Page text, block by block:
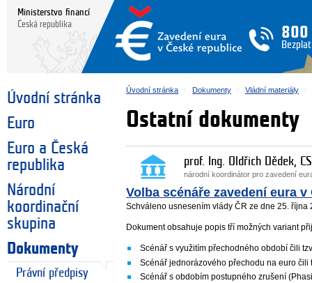
Ministerstvo financí
Česká republika
800
Úvodní stránka
Euro
Euro a Česká
republika
Národní
koordinační
skupina
Dokumenty
Právní předpisy
Úvodní stránka Dokumenty Vládní materiály
Ostatní dokumenty
prof. Ing. Oldřich Dědek,
národní koordinátor pro zavedení
Volba scénáře zavedení eura
Schváleno usnesením vlády ČR ze dne 25. října
Dokument obsahuje popis tří možných variant
Scénář s využitím přechodného období čili
Scénář jednorázového přechodu na euro čili
Scénář s obdobím postupného zrušení